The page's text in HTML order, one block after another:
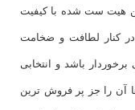
از نخ پلی پروپیلن هیت ست شده با کیفیت
کنار لطافت و ضخامت
باشد و انتخابی
آن را جز پر فروش ترین